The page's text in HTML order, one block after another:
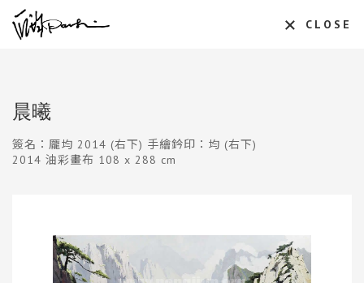
CLOSE
晨曦
簽名：龎均 2014 (右下) 手繪鈐印：均 (右下)
2014 油彩畫布 108 x 288 cm